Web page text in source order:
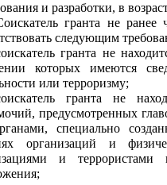
и разработки, в
гранта не
следующим
гранта не
которых имеются
или терроризму;
гранта не
предусмотренных
специально
организаций и
и